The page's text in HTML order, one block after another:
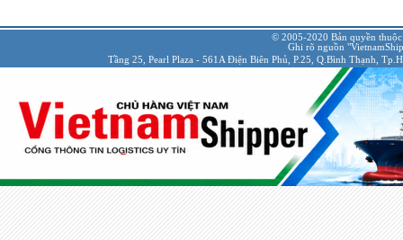
© 2005-2020 Bản quyền
Ghi rõ nguồn
Tầng 25, Pearl Plaza - 561A Điện Biên Phủ, P.25, Q.Bình Thạnh,